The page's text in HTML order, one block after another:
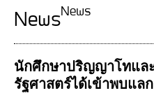
News
News
นักศึกษาปริญญาโทแล
รัฐศาสตร์ได้เข้าพบแล